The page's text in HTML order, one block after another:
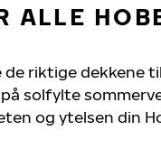
ALLE
riktige dekkene
solfylte
og ytelsen din